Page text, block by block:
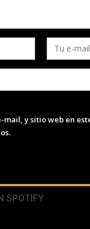
mail, y sitio web en
SPOTIFY